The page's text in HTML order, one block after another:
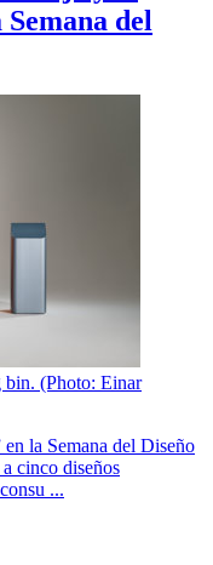
del
bin. (Photo: Einar
la Semana del Diseño
cinco diseños
...